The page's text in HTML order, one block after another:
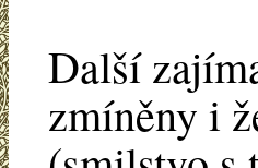
Další
zmíněny i